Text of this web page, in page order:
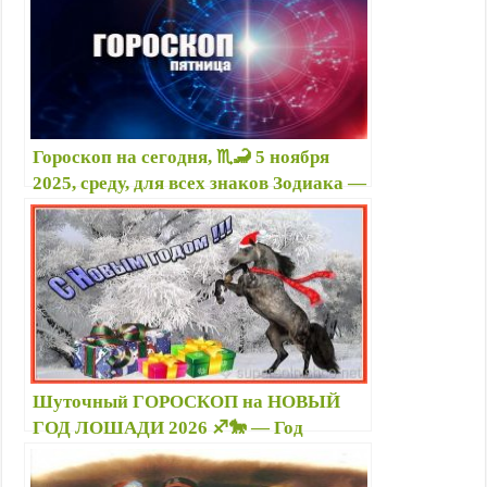
Гороскоп на сегодня, ♏🦂 5 ноября
2025, среду, для всех знаков Зодиака —
Гороскоп на ноябрь 2025 по знакам
Зодиака
Шуточный ГОРОСКОП на НОВЫЙ
ГОД ЛОШАДИ 2026 ♐🐎 — Год
Лошади по знакам зодиака в стихах,
картинки, стикеры, гиф